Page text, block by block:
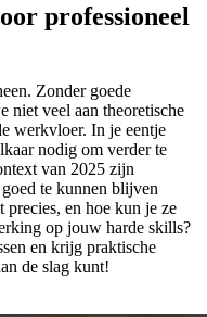
professioneel
Zonder goede
niet veel aan theoretische
werkvloer. In je eentje
nodig om verder te
van 2025 zijn
te kunnen blijven
en hoe kun je ze
op jouw harde skills?
en krijg praktische
de slag kunt!